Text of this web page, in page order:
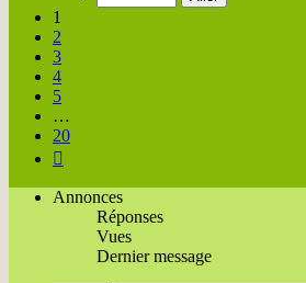
1
2
3
4
5
…
20
Annonces
Réponses
Vues
Dernier message